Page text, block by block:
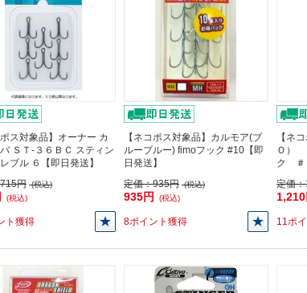
ポス対象品】オーナー カ
ＳＴ-３６ＢＣ スティン
ブル ６【即日発送】
715円 (税込)
(税込)
ト獲得
【ネコポス対象品】カルモア(ブ
ルーブルー) fimoフック #10【即
日発送】
定価：935円 (税込)
935円 (税込)
8ポイント獲得
【ネ
Ｏ）
ク ＃
定価：
1,210
11ポ